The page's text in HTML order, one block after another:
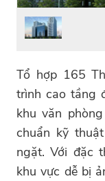
Tổ hợp 165
trình cao tầng
khu văn
chuẩn kỹ
ngặt. Với đặc
khu vực dễ bị